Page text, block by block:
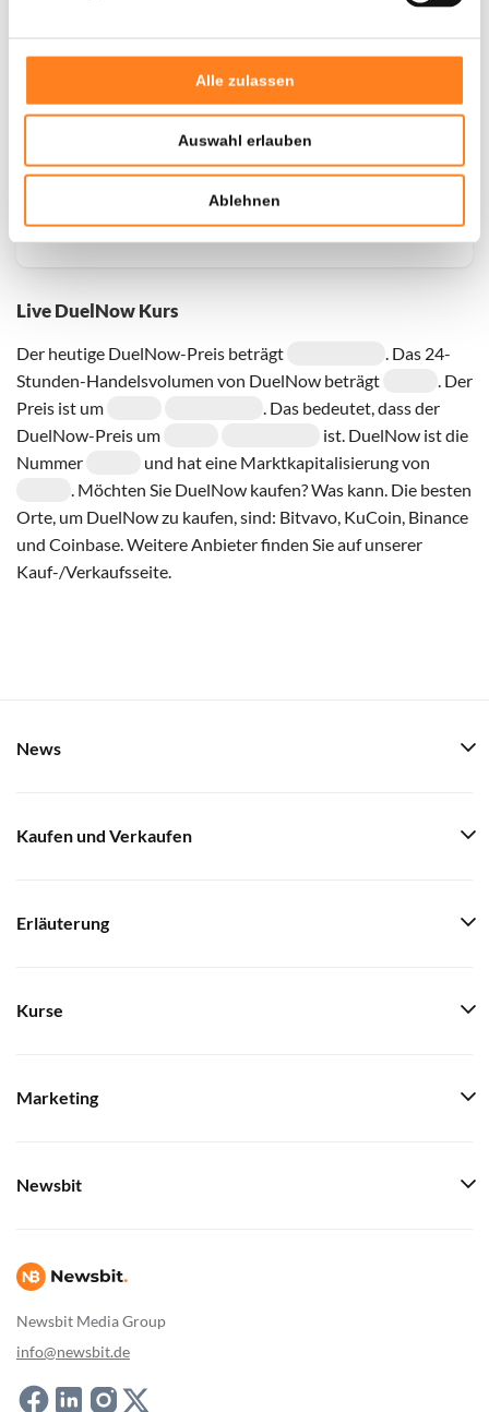
Alle zulassen
Auswahl erlauben
Ablehnen
Live DuelNow Kurs
Der heutige DuelNow-Preis beträgt
. Das 24-
Stunden-Handelsvolumen von DuelNow beträgt
. Der
Preis ist um
. Das bedeutet, dass der
DuelNow-Preis um
ist. DuelNow ist die
Nummer
und hat eine Marktkapitalisierung von
. Möchten Sie DuelNow kaufen? Was kann. Die besten
Orte, um DuelNow zu kaufen, sind: Bitvavo, KuCoin, Binance
und Coinbase. Weitere Anbieter finden Sie auf unserer
Kauf-/Verkaufsseite.
Door een fout konden er geen gegevens worden
opgehaald, probeer het later opnieuw.
Newsbit Media Group
info@newsbit.de
News
Kaufen und Verkaufen
Erläuterung
Kurse
Marketing
Newsbit